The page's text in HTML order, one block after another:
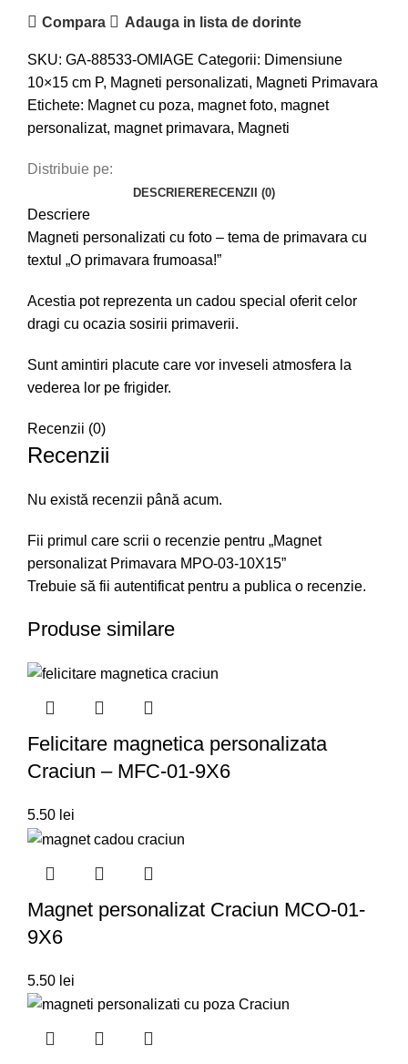
Compara Adauga in lista de dorinte
SKU: GA-88533-OMIAGE Categorii: Dimensiune
10×15 cm P, Magneti personalizati, Magneti Primavara
Etichete: Magnet cu poza, magnet foto, magnet
personalizat, magnet primavara, Magneti
Distribuie pe:
DESCRIERERECENZII (0)
Descriere
Magneti personalizati cu foto – tema de primavara cu
textul „O primavara frumoasa!”
Acestia pot reprezenta un cadou special oferit celor
dragi cu ocazia sosirii primaverii.
Sunt amintiri placute care vor inveseli atmosfera la
vederea lor pe frigider.
Recenzii (0)
Recenzii
Nu există recenzii până acum.
Fii primul care scrii o recenzie pentru „Magnet
personalizat Primavara MPO-03-10X15”
Trebuie să fii autentificatpentru a publica o recenzie.
Produse similare
Felicitare magnetica personalizata
Craciun – MFC-01-9X6
5.50 lei
Magnet personalizat Craciun MCO-01-
9X6
5.50 lei